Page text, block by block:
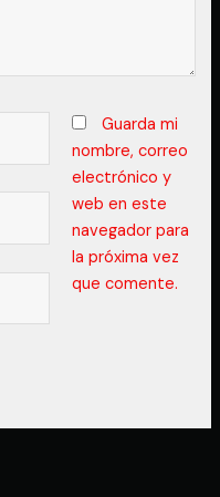
Guarda mi
nombre, correo
electrónico y
web en este
navegador para
la próxima vez
que comente.